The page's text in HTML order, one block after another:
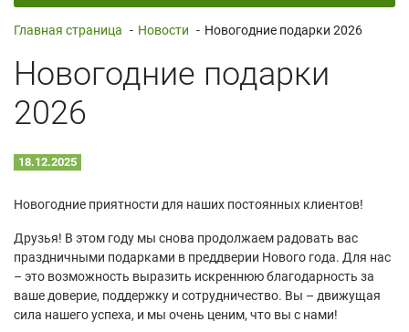
Главная страница - Новости - Новогодние подарки 2026
Новогодние подарки
2026
18.12.2025
Новогодние приятности для наших постоянных клиентов!
Друзья! В этом году мы снова продолжаем радовать вас
праздничными подарками в преддверии Нового года. Для нас
– это возможность выразить искреннюю благодарность за
ваше доверие, поддержку и сотрудничество. Вы – движущая
сила нашего успеха, и мы очень ценим, что вы с нами!